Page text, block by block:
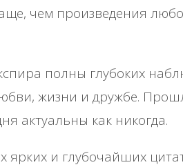
чем произведения
полны глубоких
жизни и дружбе.
актуальны как никогда.
и глубочайших